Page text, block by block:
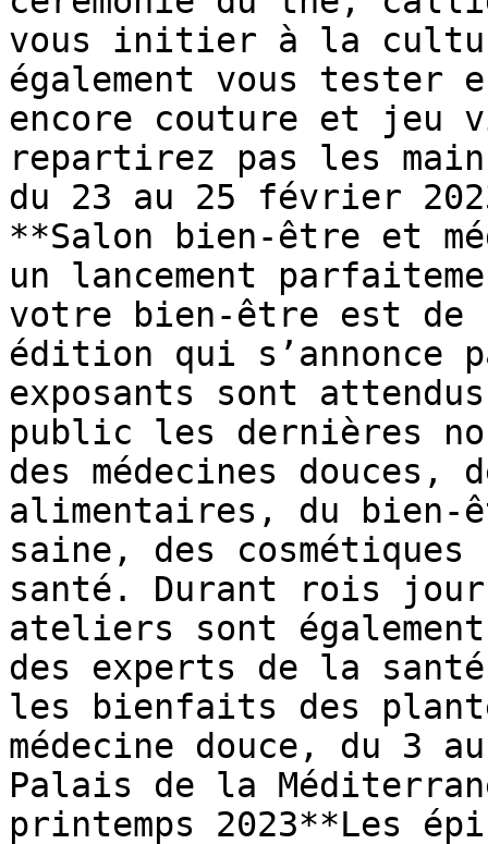
vous initier à la
également vous tester
encore couture et jeu
repartirez pas les
du 23 au 25 février
**Salon bien-être et
un lancement
votre bien-être est de
édition qui s’annonce
exposants sont
public les dernières
des médecines douces,
alimentaires, du bien-
saine, des
santé. Durant rois
ateliers sont
des experts de la
les bienfaits des
médecine douce, du 3
Palais de la
printemps 2023**Les